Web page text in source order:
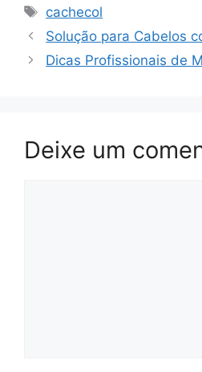
Tags
cachecol
Solução para Cabelos
Dicas Profissionais de
Deixe um